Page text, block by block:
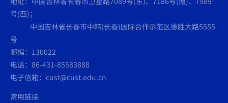
号(西)；
中国吉林省长春市中韩(长春)国际合作示范区德胜大路5555
号
邮编：130022
电话：86-431-85583888
电子信箱：cust@cust.edu.cn
常用链接